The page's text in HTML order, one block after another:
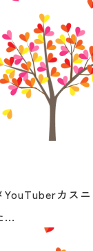
カス
...